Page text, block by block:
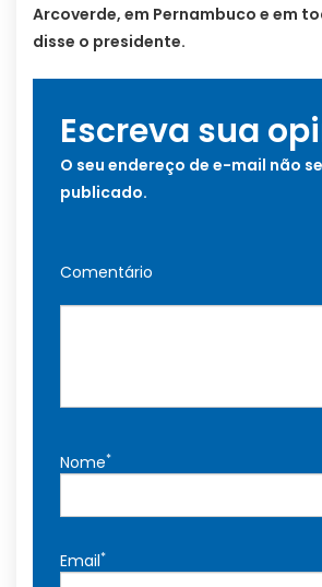
Arcoverde, em Pernambuco e em
disse o presidente.
Escreva sua
O seu endereço de e-mail não
publicado.
Comentário
Nome*
Email*